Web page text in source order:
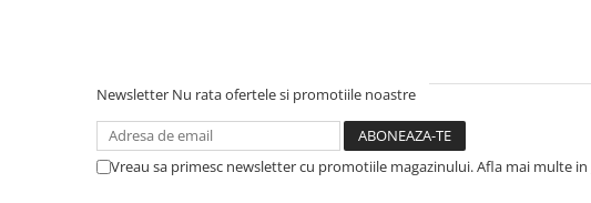
Disc PMMA Biostar 98mm
Pmma Mono 98mm
Pmma Multilayer A-D 98mm
Newsletter Nu rata ofertele si promotiile noastre
Vreau sa primesc newsletter cu promotiile magazinului. Afla mai multe in